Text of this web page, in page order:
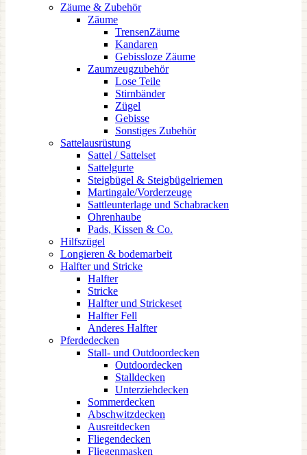
Zäume & Zubehör
Zäume
TrensenZäume
Kandaren
Gebissloze Zäume
Zaumzeugzubehör
Lose Teile
Stirnbänder
Zügel
Gebisse
Sonstiges Zubehör
Sattelausrüstung
Sattel / Sattelset
Sattelgurte
Steigbügel & Steigbügelriemen
Martingale/Vorderzeuge
Sattleunterlage und Schabracken
Ohrenhaube
Pads, Kissen & Co.
Hilfszügel
Longieren & bodemarbeit
Halfter und Stricke
Halfter
Stricke
Halfter und Strickeset
Halfter Fell
Anderes Halfter
Pferdedecken
Stall- und Outdoordecken
Outdoordecken
Stalldecken
Unterziehdecken
Sommerdecken
Abschwitzdecken
Ausreitdecken
Fliegendecken
Fliegenmasken